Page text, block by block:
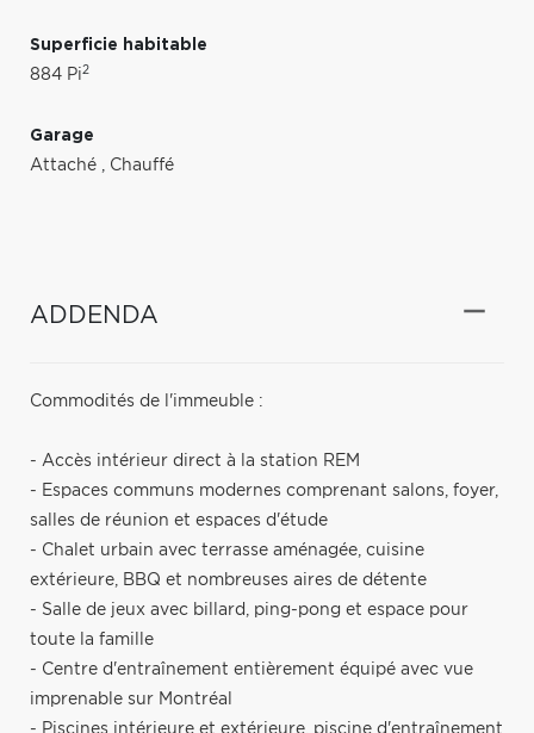
Superficie habitable
884 Pi2
Garage
Attaché , Chauffé
ADDENDA
Commodités de l'immeuble :
- Accès intérieur direct à la station REM
- Espaces communs modernes comprenant salons, foyer,
salles de réunion et espaces d'étude
- Chalet urbain avec terrasse aménagée, cuisine
extérieure, BBQ et nombreuses aires de détente
- Salle de jeux avec billard, ping-pong et espace pour
toute la famille
- Centre d'entraînement entièrement équipé avec vue
imprenable sur Montréal
- Piscines intérieure et extérieure, piscine d'entraînement